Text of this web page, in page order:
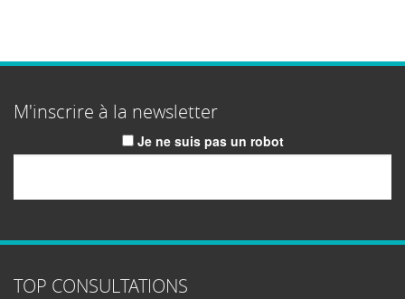
M'inscrire à la newsletter
Je ne suis pas un robot
TOP CONSULTATIONS